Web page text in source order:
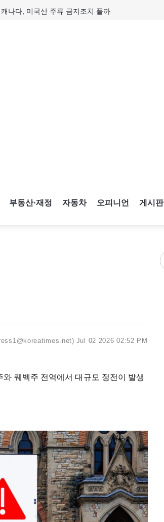
캐나다, 미국산 주류 금지조치 풀까
부동산·재정 자동차 오피니언 게시판
Jul 02 2026 02:52 PM
퀘벡주 전역에서 대규모 정전이 발생